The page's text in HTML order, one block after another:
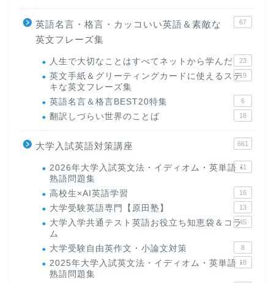
英語名言・格言・カッコいい英語＆素敵な
英文フレーズ集
67
人生で大切なことはすべてネットから学んだ 23
英文手紙＆グリーティングカードに使えるステ
キな英文フレーズ集
19
英語名言＆格言BEST20特集 6
翻訳しづらい世界のことば 18
大学入試英語対策講座 661
2026年大学入試英文法・イディオム・英単語・
熟語問題集
11
高校生×AI英語学習 16
大学受験英語専門【原田塾】 13
大学入学共通テスト英語お役立ち知恵袋＆コラ
ム
45
大学受験自由英作文・小論文対策 8
2025年大学入試英文法・イディオム・英単語・
熟語問題集
18